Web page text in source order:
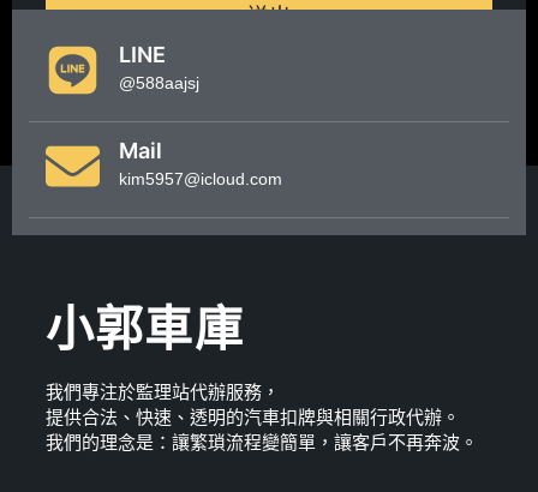
送出
LINE
@588aajsj
Mail
kim5957@icloud.com
小郭車庫
我們專注於監理站代辦服務，
提供合法、快速、透明的汽車扣牌與相關行政代辦。
我們的理念是：讓繁瑣流程變簡單，讓客戶不再奔波。